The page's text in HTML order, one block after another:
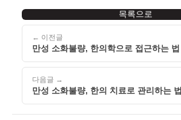
← 이전글
만성 소화불량, 한의학으로 접근하는 법
목록으로
다음글 →
만성 소화불량, 한의 치료로 관리하는 법